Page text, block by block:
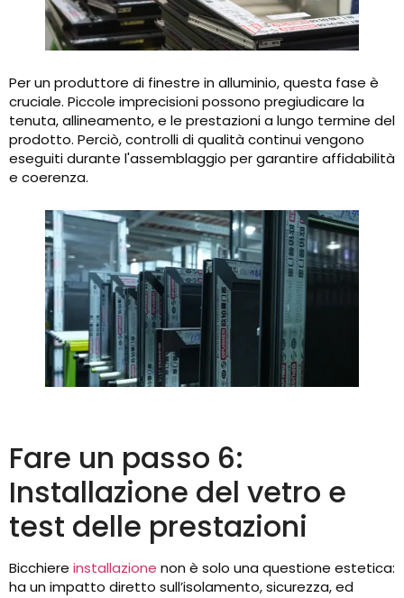
Per un produttore di finestre in alluminio, questa fase è
cruciale. Piccole imprecisioni possono pregiudicare la
tenuta, allineamento, e le prestazioni a lungo termine del
prodotto. Perciò, controlli di qualità continui vengono
eseguiti durante l'assemblaggio per garantire affidabilità
e coerenza.
Fare un passo 6:
Installazione del vetro e
test delle prestazioni
Bicchiere installazione non è solo una questione estetica:
ha un impatto diretto sull’isolamento, sicurezza, ed